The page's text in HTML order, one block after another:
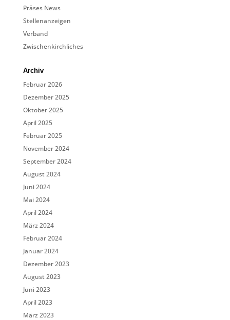
Präses News
Stellenanzeigen
Verband
Zwischenkirchliches
Archiv
Februar 2026
Dezember 2025
Oktober 2025
April 2025
Februar 2025
November 2024
September 2024
August 2024
Juni 2024
Mai 2024
April 2024
März 2024
Februar 2024
Januar 2024
Dezember 2023
August 2023
Juni 2023
April 2023
März 2023